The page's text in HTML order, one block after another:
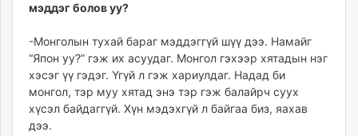
мэддэг болов уу?
-Монголын тухай бараг мэддэггүй шүү дээ. Намайг
“Япон уу?” гэж их асуудаг. Монгол гэхээр хятадын нэг
хэсэг үү гэдэг. Үгүй л гэж хариулдаг. Надад би
монгол, тэр муу хятад энэ тэр гэж балайрч суух
хүсэл байдаггүй. Хүн мэдэхгүй л байгаа биз, яахав
дээ.